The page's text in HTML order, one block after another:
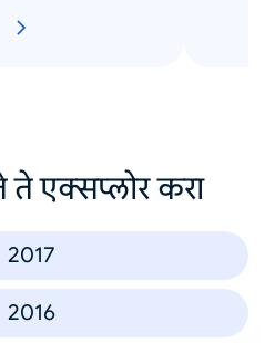
ते एक्सप्लोर करा
2017
2016